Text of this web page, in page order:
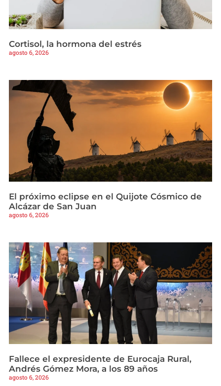
Cortisol, la hormona del estrés
agosto 6, 2026
El próximo eclipse en el Quijote Cósmico de
Alcázar de San Juan
agosto 6, 2026
Fallece el expresidente de Eurocaja Rural,
Andrés Gómez Mora, a los 89 años
agosto 6, 2026